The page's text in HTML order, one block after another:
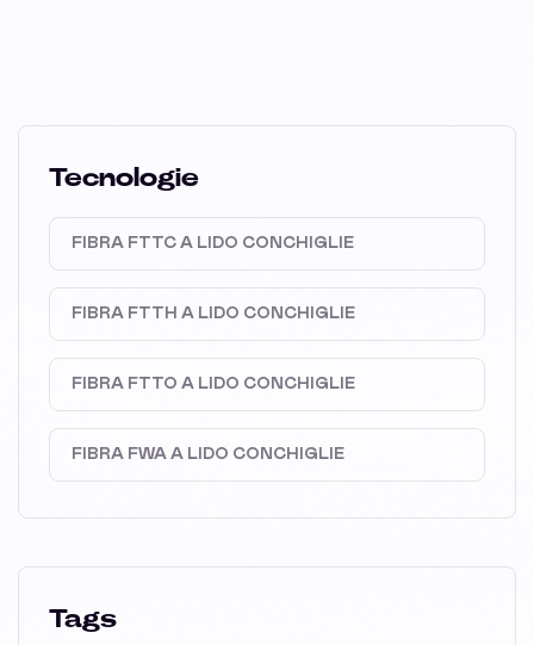
Tecnologie
FIBRA FTTC A LIDO CONCHIGLIE
FIBRA FTTH A LIDO CONCHIGLIE
FIBRA FTTO A LIDO CONCHIGLIE
FIBRA FWA A LIDO CONCHIGLIE
Tags